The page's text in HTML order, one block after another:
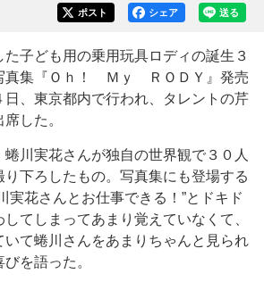
送る
シェア
ポスト
子ども用の乗用玩具ロディの誕生３
真集『Ｏｈ！ Ｍｙ ＲＯＤＹ』発売
日、東京都内で行われ、タレントの芹
した。
川実花さんが独自の世界観で３０人
下ろしたもの。写真集にも登場する
実花さんとお仕事できる！”とドキド
てしまってあまり覚えていなくて、
いて蜷川さんをあまりちゃんと見られ
を語った。